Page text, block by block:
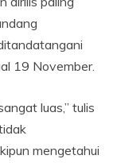
19 November.
luas,” tulis
mengetahui